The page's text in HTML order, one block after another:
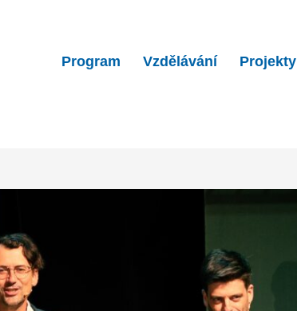
Program Vzdělávání Projekty